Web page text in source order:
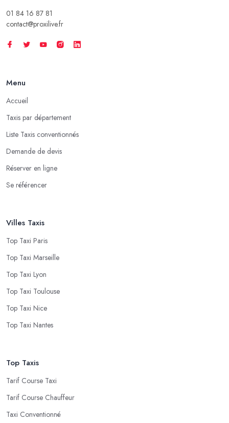
01 84 16 87 81
contact@proxilive.fr
Menu
Accueil
Taxis par département
Liste Taxis conventionnés
Demande de devis
Réserver en ligne
Se référencer
Villes Taxis
Top Taxi Paris
Top Taxi Marseille
Top Taxi Lyon
Top Taxi Toulouse
Top Taxi Nice
Top Taxi Nantes
Top Taxis
Tarif Course Taxi
Tarif Course Chauffeur
Taxi Conventionné